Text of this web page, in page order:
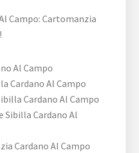
Al Campo
Cardano Al Campo
Cardano Al Campo
Sibilla Cardano Al
Cardano Al Campo